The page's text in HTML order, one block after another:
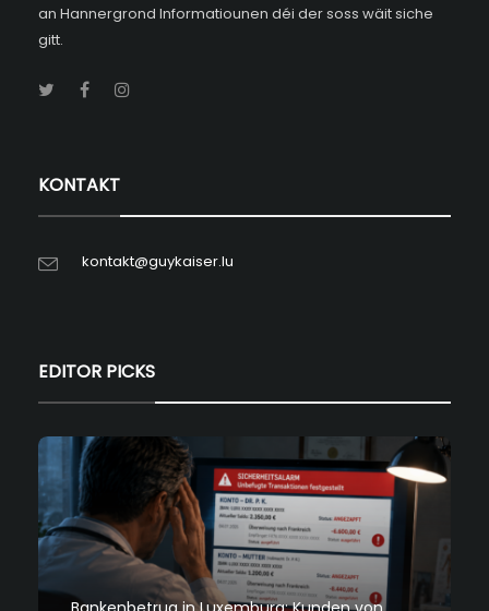
an Hannergrond Informatiounen déi der soss wäit siche
gitt.
KONTAKT
kontakt@guykaiser.lu
EDITOR PICKS